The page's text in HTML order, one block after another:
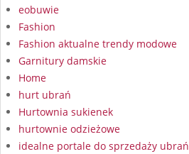
eobuwie
Fashion
Fashion aktualne trendy modowe
Garnitury damskie
Home
hurt ubrań
Hurtownia sukienek
hurtownie odzieżowe
idealne portale do sprzedaży ubrań